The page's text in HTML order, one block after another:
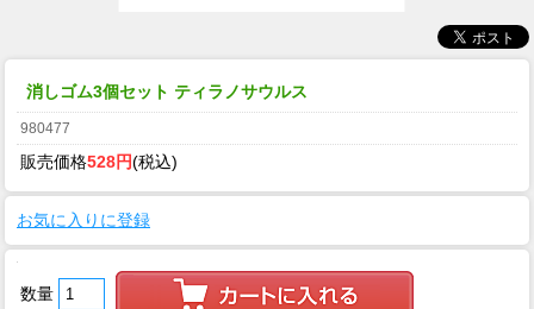
消しゴム3個セット ティラノサウルス
980477
販売価格528円(税込)
お気に入りに登録
数量